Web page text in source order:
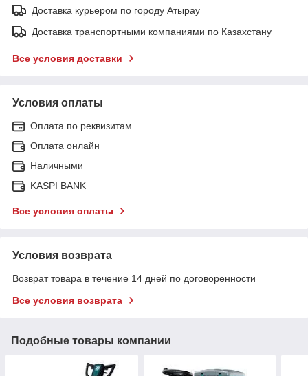
Доставка курьером по городу Атырау
Доставка транспортными компаниями по Казахстану
Все условия доставки
Условия оплаты
Оплата по реквизитам
Оплата онлайн
Наличными
KASPI BANK
Все условия оплаты
Условия возврата
Возврат товара в течение 14 дней по договоренности
Все условия возврата
Подобные товары компании